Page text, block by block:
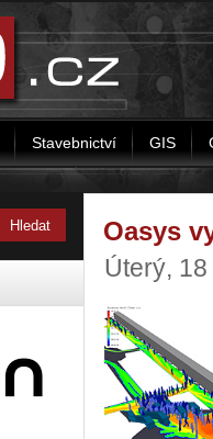
Stavebnictví GIS
Oasys
Úterý,